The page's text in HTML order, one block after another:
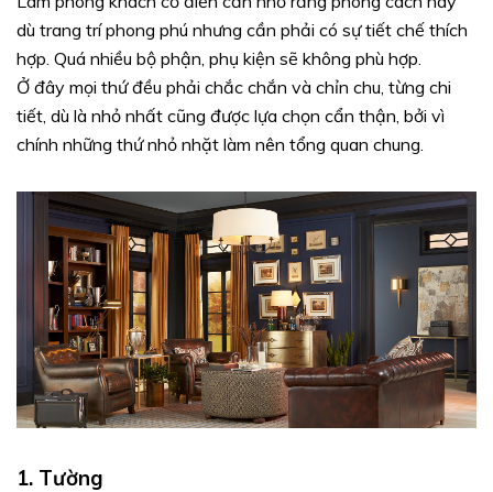
dù trang trí phong phú nhưng cần phải có sự tiết chế thích
hợp. Quá nhiều bộ phận, phụ kiện sẽ không phù hợp.
Ở đây mọi thứ đều phải chắc chắn và chỉn chu, từng chi
tiết, dù là nhỏ nhất cũng được lựa chọn cẩn thận, bởi vì
chính những thứ nhỏ nhặt làm nên tổng quan chung.
1. Tường